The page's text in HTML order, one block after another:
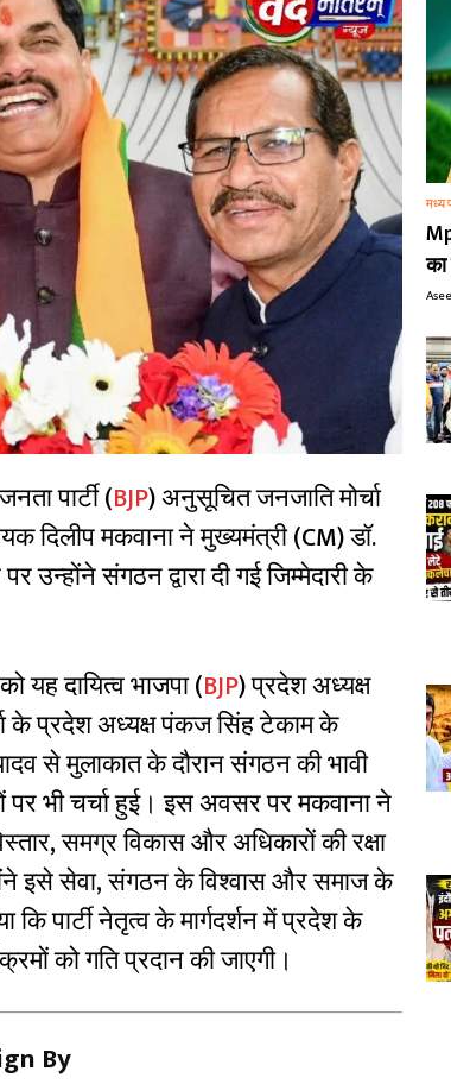
पार्टी (BJP) अनुसूचित जनजाति मोर्चा
दिलीप मकवाना ने मुख्यमंत्री (CM) डॉ.
संगठन द्वारा दी गई जिम्मेदारी के
यह दायित्व भाजपा (BJP) प्रदेश अध्यक्ष
के प्रदेश अध्यक्ष पंकज सिंह टेकाम के
से मुलाकात के दौरान संगठन की भावी
भी चर्चा हुई। इस अवसर पर मकवाना ने
समग्र विकास और अधिकारों की रक्षा
इसे सेवा, संगठन के विश्वास और समाज के
कि पार्टी नेतृत्व के मार्गदर्शन में प्रदेश के
को गति प्रदान की जाएगी।
By
मध्य